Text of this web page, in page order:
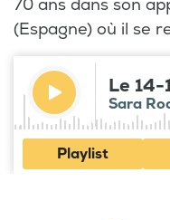
70 ans dans son
(Espagne) où il se
Le 14-
Sara
Playlist